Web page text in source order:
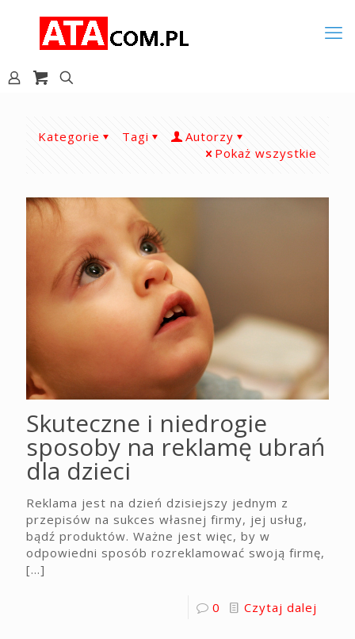
Kategorie Tagi
Autorzy
Pokaż wszystkie
Skuteczne i niedrogie
sposoby na reklamę ubrań
dla dzieci
Reklama jest na dzień dzisiejszy jednym z
przepisów na sukces własnej firmy, jej usług,
bądź produktów. Ważne jest więc, by w
odpowiedni sposób rozreklamować swoją firmę,
[…]
0 Czytaj dalej